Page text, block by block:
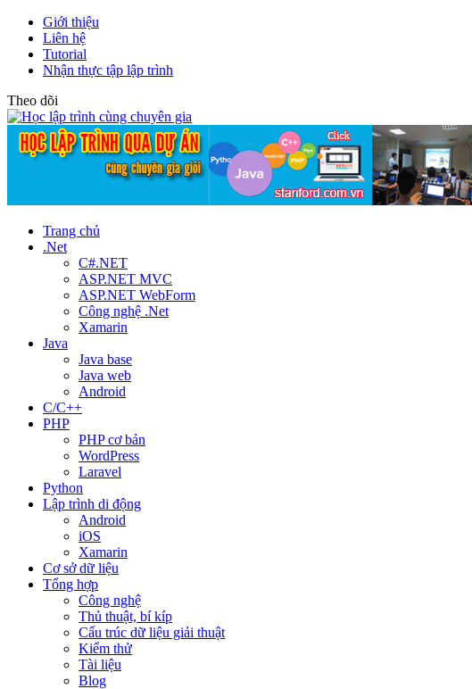
Giới thiệu
Liên hệ
Tutorial
Nhận thực tập lập trình
Theo dõi
Trang chủ
.Net
C#.NET
ASP.NET MVC
ASP.NET WebForm
Công nghệ .Net
Xamarin
Java
Java base
Java web
Android
C/C++
PHP
PHP cơ bản
WordPress
Laravel
Python
Lập trình di động
Android
iOS
Xamarin
Cơ sở dữ liệu
Tổng hợp
Công nghệ
Thủ thuật, bí kíp
Cấu trúc dữ liệu giải thuật
Kiểm thử
Tài liệu
Blog